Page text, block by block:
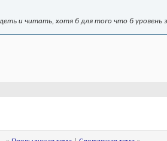
и читать, хотя б для того что б